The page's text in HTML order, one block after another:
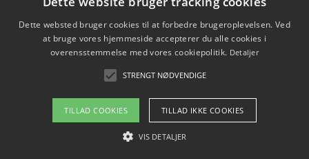
Copyright 2026 - Pilanto Aps
Om / kontakt
Blog Betingelser
Dette websted bruger cookies til at forbedre brugeroplevelsen. Ved
at bruge vores hjemmeside accepterer du alle cookies i
overensstemmelse med vores cookiepolitik. Detaljer
STRENGT NØDVENDIGE
TILLAD COOKIES TILLAD IKKE COOKIES
VIS DETALJER